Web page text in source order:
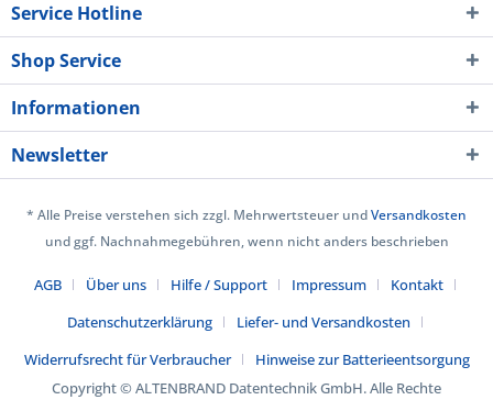
Service Hotline
Shop Service
Informationen
Newsletter
* Alle Preise verstehen sich zzgl. Mehrwertsteuer undVersandkosten
und ggf. Nachnahmegebühren, wenn nicht anders beschrieben
AGB Über uns Hilfe / Support Impressum
Kontakt
Datenschutzerklärung
Liefer- und Versandkosten
Widerrufsrecht für Verbraucher
Hinweise zur Batterieentsorgung
Copyright © ALTENBRAND Datentechnik GmbH. Alle Rechte